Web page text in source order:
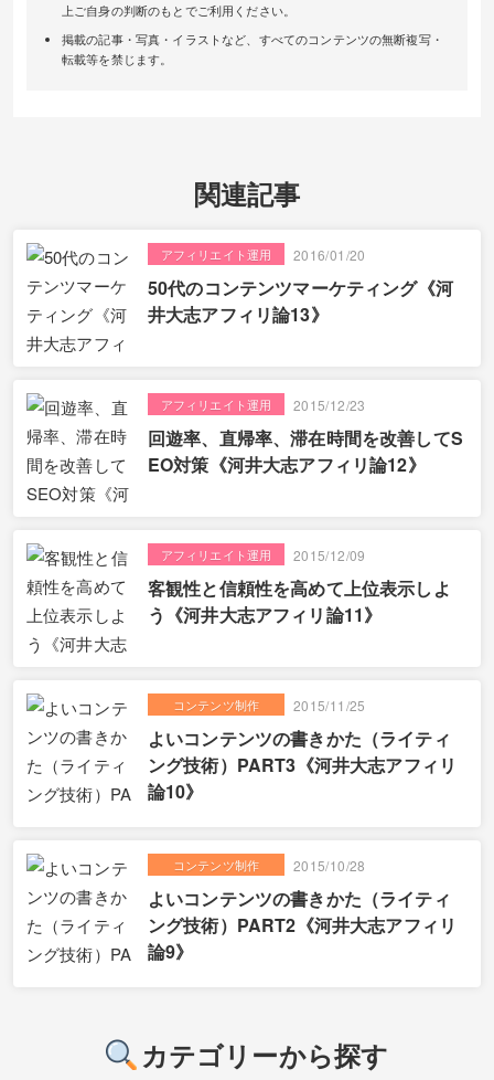
上ご自身の判断のもとでご利用ください。
掲載の記事・写真・イラストなど、すべてのコンテンツの無断複写・
転載等を禁じます。
関連記事
アフィリエイト運用 2016/01/20
50代のコンテンツマーケティング《河
井大志アフィリ論13》
アフィリエイト運用 2015/12/23
回遊率、直帰率、滞在時間を改善してS
EO対策《河井大志アフィリ論12》
アフィリエイト運用 2015/12/09
客観性と信頼性を高めて上位表示しよ
う《河井大志アフィリ論11》
コンテンツ制作 2015/11/25
よいコンテンツの書きかた（ライティ
ング技術）PART3《河井大志アフィリ
論10》
コンテンツ制作 2015/10/28
よいコンテンツの書きかた（ライティ
ング技術）PART2《河井大志アフィリ
論9》
カテゴリーから探す